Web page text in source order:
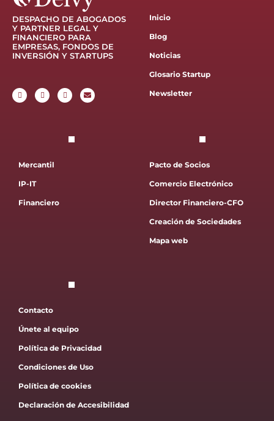
DESPACHO DE ABOGADOS
Y PARTNER LEGAL Y
FINANCIERO PARA
EMPRESAS, FONDOS DE
INVERSIÓN Y STARTUPS
Inicio
Blog
Noticias
Glosario Startup
Newsletter
Mercantil
IP-IT
Financiero
Pacto de Socios
Comercio Electrónico
Director Financiero-CFO
Creación de Sociedades
Mapa web
Contacto
Únete al equipo
Política de Privacidad
Condiciones de Uso
Política de cookies
Declaración de Accesibilidad